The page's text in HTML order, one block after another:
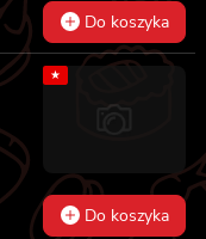
Do koszyka
★
Do koszyka